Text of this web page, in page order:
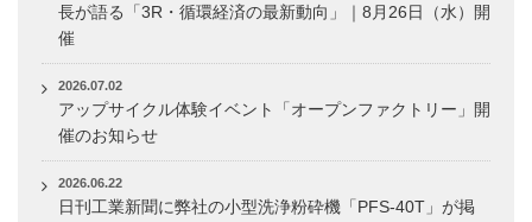
長が語る「3R・循環経済の最新動向」｜8月26日（水）開
催
2026.07.02
アップサイクル体験イベント「オープンファクトリー」開
催のお知らせ
2026.06.22
日刊工業新聞に弊社の小型洗浄粉砕機「PFS-40T」が掲